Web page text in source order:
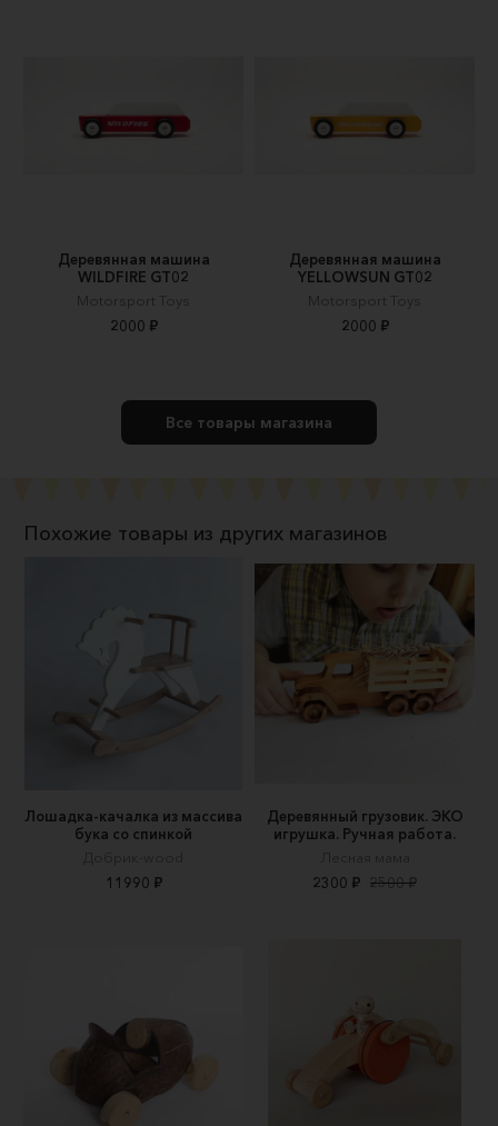
Деревянная машина
WILDFIRE GT02
Motorsport Toys
2000 ₽
Деревянная машина
YELLOWSUN GT02
Motorsport Toys
2000 ₽
Все товары магазина
Похожие товары из других магазинов
Лошадка-качалка из массива
бука со спинкой
Добрик-wood
11990 ₽
Деревянный грузовик. ЭКО
игрушка. Ручная работа.
Лесная мама
2300 ₽ 2500 ₽